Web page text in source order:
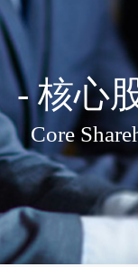
投资者
投资者关
公告(遗失的
- 核心
Core